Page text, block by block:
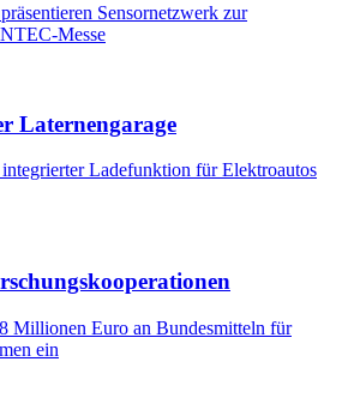
Sensornetzwerk zur
Messe
Laternengarage
Ladefunktion für Elektroautos
Euro an Bundesmitteln für
ein